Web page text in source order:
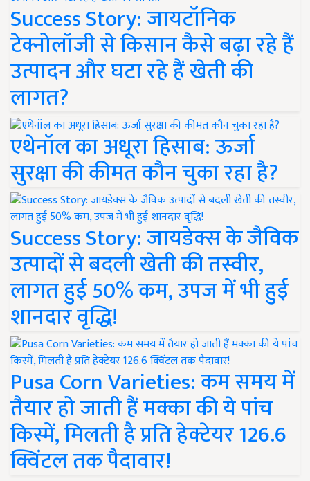
Success Story: जायटॉनिक
टेक्नोलॉजी से किसान कैसे बढ़ा रहे हैं
उत्पादन और घटा रहे हैं खेती की
लागत?
एथेनॉल का अधूरा हिसाब: ऊर्जा
सुरक्षा की कीमत कौन चुका रहा है?
Success Story: जायडेक्स के जैविक
उत्पादों से बदली खेती की तस्वीर,
लागत हुई 50% कम, उपज में भी हुई
शानदार वृद्धि!
Pusa Corn Varieties: कम समय में
तैयार हो जाती हैं मक्का की ये पांच
किस्में, मिलती है प्रति हेक्टेयर 126.6
क्विंटल तक पैदावार!